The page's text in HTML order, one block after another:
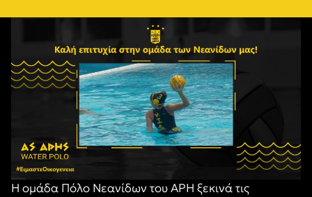
Η ομάδα Πόλο Νεανίδων του ΑΡΗ ξεκινά τις